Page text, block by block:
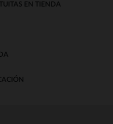
EN TIENDA